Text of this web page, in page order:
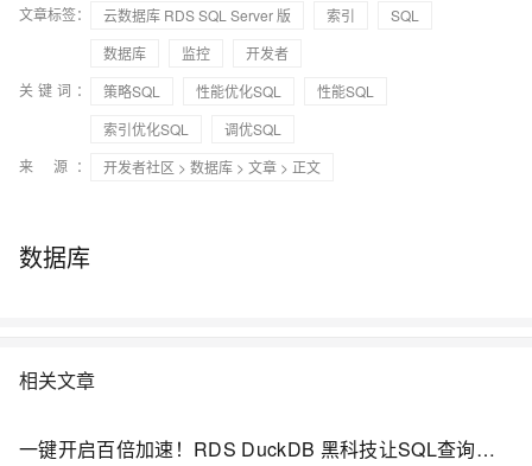
文章标签： 云数据库 RDS SQL Server 版 索引
SQL
数据库
监控
开发者
关键词：
策略SQL 性能优化SQL
性能SQL
索引优化SQL
调优SQL
来 源：
开发者社区 > 数据库 > 文章 > 正文
数据库
相关文章
一键开启百倍加速！RDS DuckDB 黑科技让SQL查询速度最高提升200倍